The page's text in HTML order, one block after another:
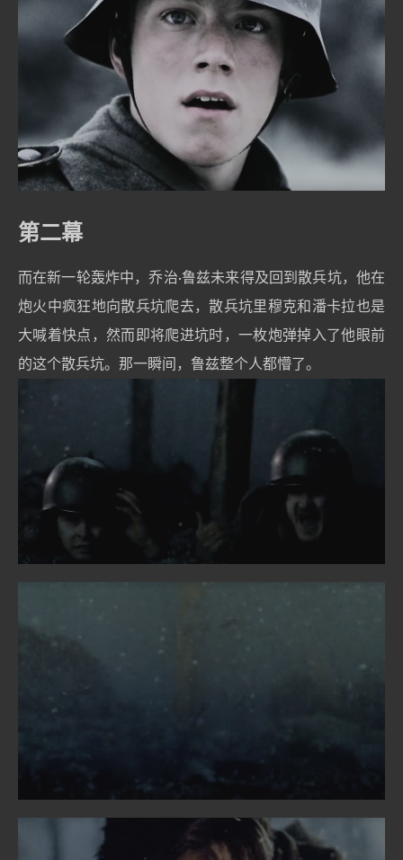
第二幕
而在新一轮轰炸中，乔治·鲁兹未来得及回到散兵坑，他在
炮火中疯狂地向散兵坑爬去，散兵坑里穆克和潘卡拉也是
大喊着快点，然而即将爬进坑时，一枚炮弹掉入了他眼前
的这个散兵坑。那一瞬间，鲁兹整个人都懵了。